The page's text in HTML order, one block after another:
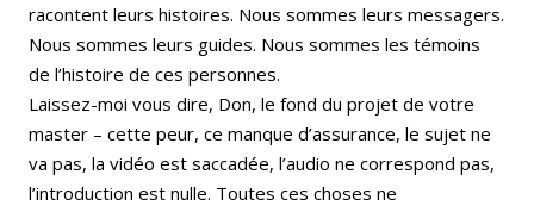
racontent leurs histoires. Nous sommes leurs messagers.
Nous sommes leurs guides. Nous sommes les témoins
de l’histoire de ces personnes.
Laissez-moi vous dire, Don, le fond du projet de votre
master – cette peur, ce manque d’assurance, le sujet ne
va pas, la vidéo est saccadée, l’audio ne correspond pas,
l’introduction est nulle. Toutes ces choses ne